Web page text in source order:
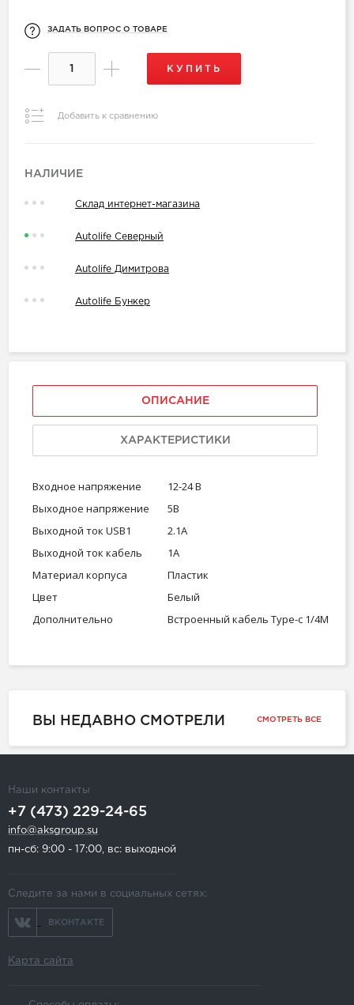
ЗАДАТЬ ВОПРОС О ТОВАРЕ
КУПИТЬ
Добавить к сравнению
НАЛИЧИЕ
Склад интернет-магазина
Autolife Северный
Autolife Димитрова
Autolife Бункер
ОПИСАНИЕ
ХАРАКТЕРИСТИКИ
Входное напряжение
12-24 В
Выходное напряжение
5В
Выходной ток USB1
2.1А
Выходной ток кабель
1А
Материал корпуса
Пластик
Цвет
Белый
Дополнительно
Встроенный кабель Type-c 1/4M
ВЫ НЕДАВНО СМОТРЕЛИ СМОТРЕТЬ ВСЕ
Наши контакты
+7 (473) 229-24-65
info@aksgroup.su
пн-сб: 9:00 - 17:00, вс: выходной
Следите за нами в социальных сетях:
ВКОНТАКТЕ
Карта сайта